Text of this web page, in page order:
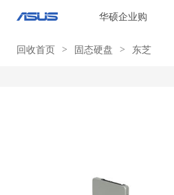
华硕企业购
回收首页 > 固态硬盘 > 东芝